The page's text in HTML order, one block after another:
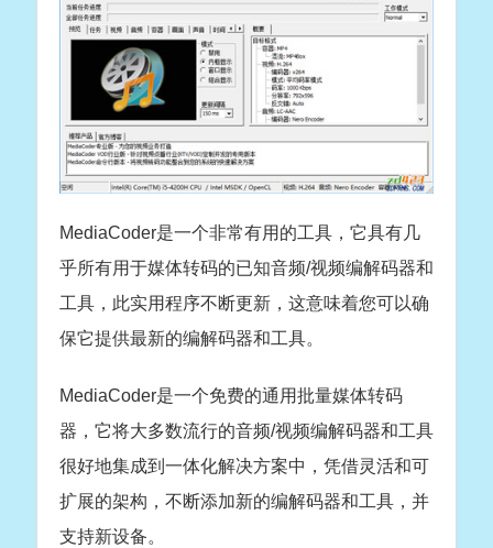
MediaCoder是一个非常有用的工具，它具有几
乎所有用于媒体转码的已知音频/视频编解码器和
工具，此实用程序不断更新，这意味着您可以确
保它提供最新的编解码器和工具。
MediaCoder是一个免费的通用批量媒体转码
器，它将大多数流行的音频/视频编解码器和工具
很好地集成到一体化解决方案中，凭借灵活和可
扩展的架构，不断添加新的编解码器和工具，并
支持新设备。